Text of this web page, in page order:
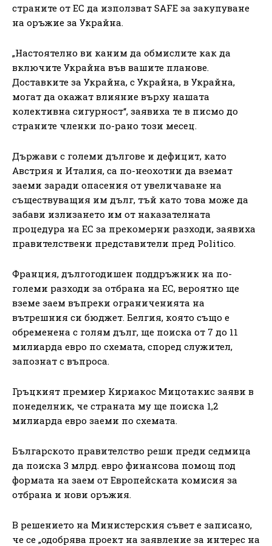
страните от ЕС да използват SAFE за закупуване
на оръжие за Украйна.
„Настоятелно ви каним да обмислите как да
включите Украйна във вашите планове.
Доставките за Украйна, с Украйна, в Украйна,
могат да окажат влияние върху нашата
колективна сигурност“, заявиха те в писмо до
страните членки по-рано този месец.
Държави с големи дългове и дефицит, като
Австрия и Италия, са по-неохотни да вземат
заеми заради опасения от увеличаване на
съществуващия им дълг, тъй като това може да
забави излизането им от наказателната
процедура на ЕС за прекомерни разходи, заявиха
правителствени представители пред Politico.
Франция, дългогодишен поддръжник на по-
големи разходи за отбрана на ЕС, вероятно ще
вземе заем въпреки ограниченията на
вътрешния си бюджет. Белгия, която също е
обременена с голям дълг, ще поиска от 7 до 11
милиарда евро по схемата, според служител,
запознат с въпроса.
Гръцкият премиер Кириакос Мицотакис заяви в
понеделник, че страната му ще поиска 1,2
милиарда евро заеми по схемата.
Българското правителство реши преди седмица
да поиска 3 млрд. евро финансова помощ под
формата на заем от Европейската комисия за
отбрана и нови оръжия.
В решението на Министерския съвет е записано,
че се „одобрява проект на заявление за интерес на